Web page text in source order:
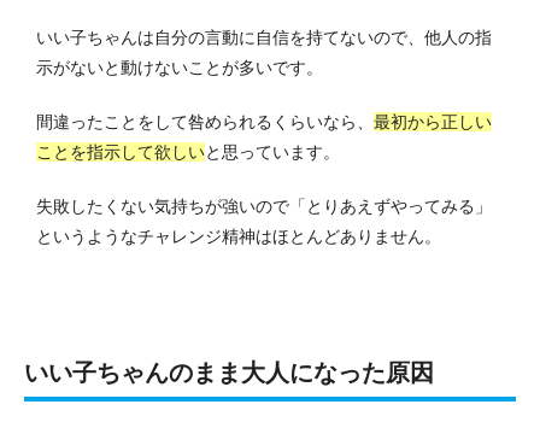
いい子ちゃんは自分の言動に自信を持てないので、他人の指
示がないと動けないことが多いです。
間違ったことをして咎められるくらいなら、 最初から正しい
ことを指示して欲しいと思っています。
失敗したくない気持ちが強いので「とりあえずやってみる」
というようなチャレンジ精神はほとんどありません。
いい子ちゃんのまま大人になった原因